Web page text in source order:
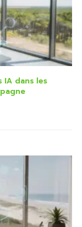
IA dans les